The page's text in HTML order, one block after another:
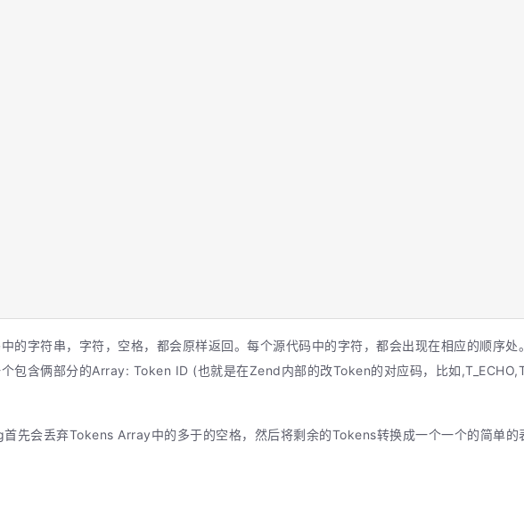
的字符串，字符，空格，都会原样返回。每个源代码中的字符，都会出现在相应的顺序处
包含俩部分的Array: Token ID (也就是在Zend内部的改Token的对应码，比如
先会丢弃Tokens Array中的多于的空格，然后将剩余的Tokens转换成一个一个的简单的